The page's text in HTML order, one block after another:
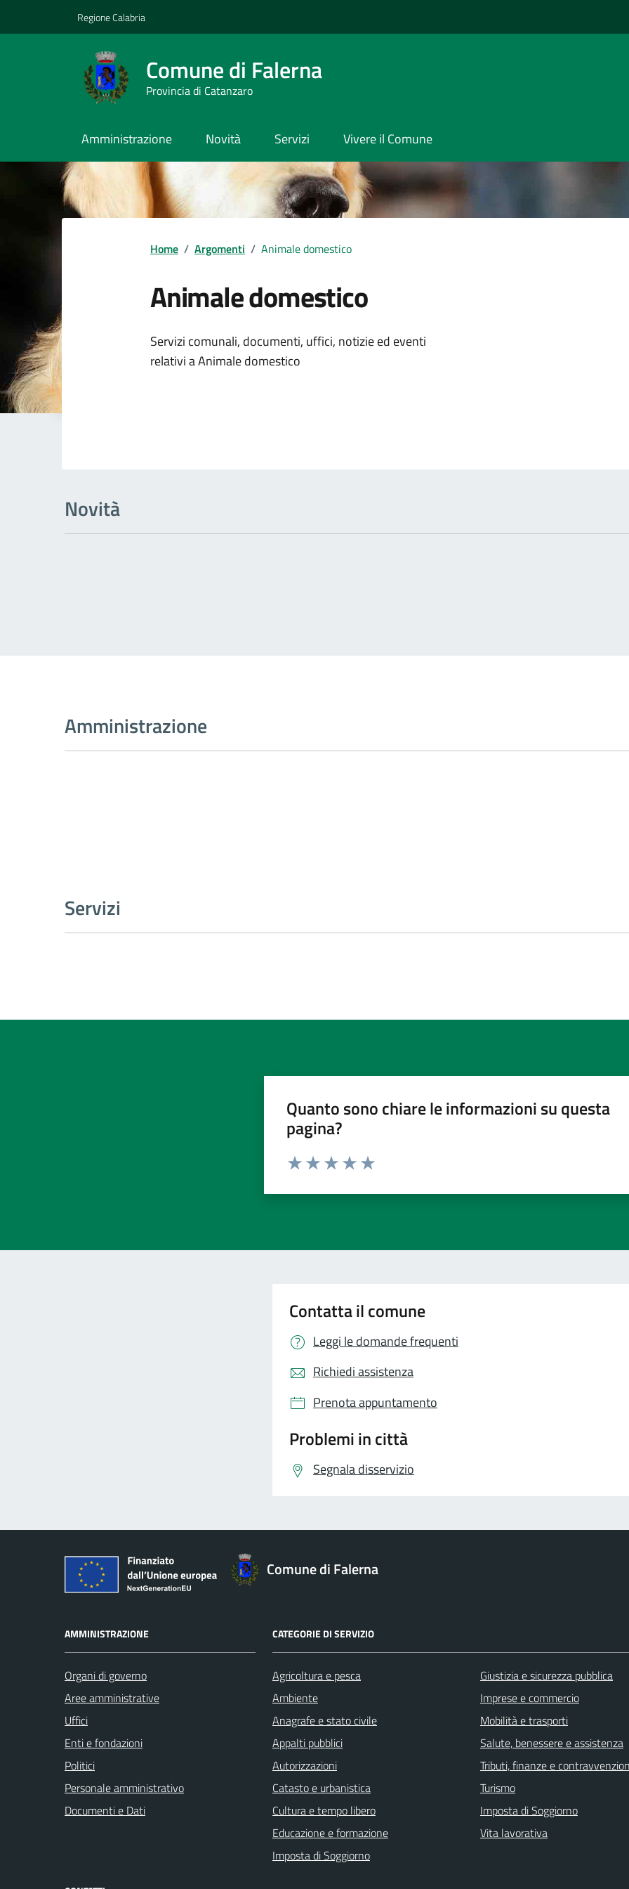
Regione Calabria
Comune di Falerna
Provincia di Catanzaro
Amministrazione Novità Servizi Vivere il Comune
Home / Argomenti / Animale domestico
Animale domestico
Dettagli dell'argomento
Servizi comunali, documenti, uffici, notizie ed eventi
relativi a Animale domestico
Novità
Amministrazione
Servizi
Quanto sono chiare le informazioni su questa
pagina?
Contatta il comune
Leggi le domande frequenti
Richiedi assistenza
Prenota appuntamento
Problemi in città
Segnala disservizio
Comune di Falerna
AMMINISTRAZIONE
Organi di governo
Aree amministrative
Uffici
Enti e fondazioni
Politici
Personale amministrativo
Documenti e Dati
CATEGORIE DI SERVIZIO
Agricoltura e pesca
Ambiente
Anagrafe e stato civile
Appalti pubblici
Autorizzazioni
Catasto e urbanistica
Cultura e tempo libero
Educazione e formazione
Imposta di Soggiorno
Giustizia e sicurezza pubblica
Imprese e commercio
Mobilità e trasporti
Salute, benessere e assistenza
Tributi, finanze e
Turismo
Imposta di Soggiorno
Vita lavorativa